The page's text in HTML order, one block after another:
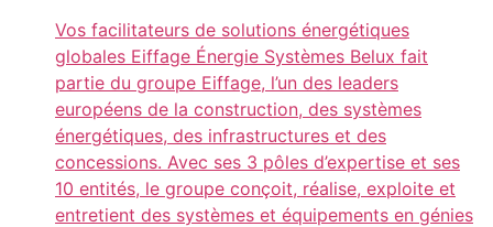
Vos facilitateurs de solutions énergétiques
globales Eiffage Énergie Systèmes Belux fait
partie du groupe Eiffage, l’un des leaders
européens de la construction, des systèmes
énergétiques, des infrastructures et des
concessions. Avec ses 3 pôles d’expertise et ses
10 entités, le groupe conçoit, réalise, exploite et
entretient des systèmes et équipements en génies